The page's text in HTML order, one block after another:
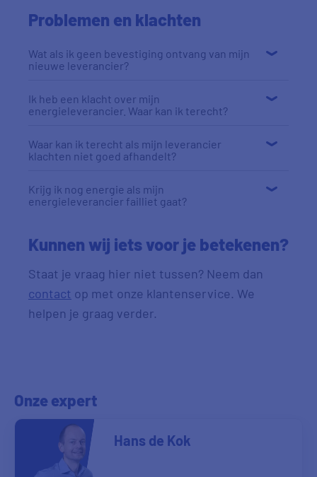
Problemen en klachten
Wat als ik geen bevestiging ontvang van mijn
nieuwe leverancier?
Ik heb een klacht over mijn
energieleverancier. Waar kan ik terecht?
Waar kan ik terecht als mijn leverancier
klachten niet goed afhandelt?
Krijg ik nog energie als mijn
energieleverancier failliet gaat?
Kunnen wij iets voor je betekenen?
Staat je vraag hier niet tussen? Neem dan
contact op met onze klantenservice. We
helpen je graag verder.
Onze expert
Hans de Kok